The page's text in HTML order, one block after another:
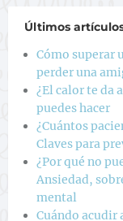
Últimos
Cómo superar
perder una
¿El calor te da
puedes hacer
¿Cuántos
Claves para
¿Por qué no
Ansiedad,
mental
Cuándo acudir